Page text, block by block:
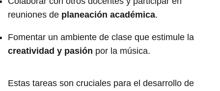
reuniones de planeación académica.
Fomentar un ambiente de clase que estimule la
creatividad y pasión por la música.
Estas tareas son cruciales para el desarrollo de